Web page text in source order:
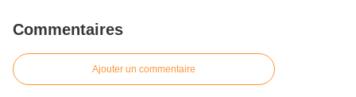
Commentaires
Ajouter un commentaire